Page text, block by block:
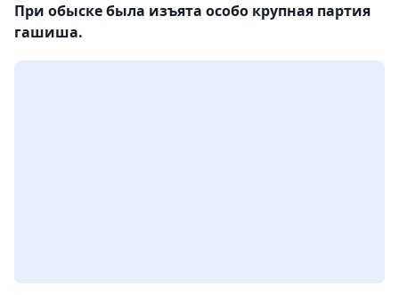
При обыске была изъята особо крупная партия
гашиша.